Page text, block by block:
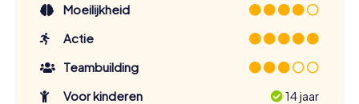
Moeilijkheid
Actie
Teambuilding
Voor kinderen
14 jaar